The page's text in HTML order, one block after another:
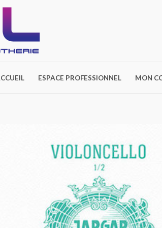
ESPACE PROFESSIONNEL MON